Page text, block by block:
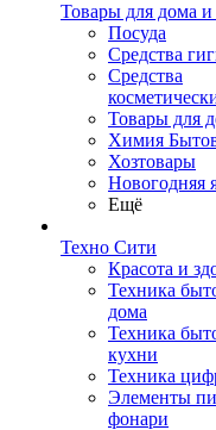
Товары для дома и
Посуда
Средства
Средства
Товары для
Химия
Хозтовары
Новогодняя
Ещё
Техно Сити
Красота и
Техника
дома
Техника
кухни
Техника
Элементы
фонари